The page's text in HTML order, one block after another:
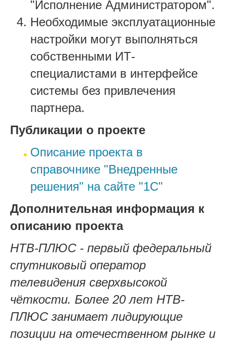
"Исполнение Администратором".
Необходимые эксплуатационные
настройки могут выполняться
собственными ИТ-
специалистами в интерфейсе
системы без привлечения
партнера.
Публикации о проекте
Описание проекта в
справочнике "Внедренные
решения" на сайте "1С"
Дополнительная информация к
описанию проекта
НТВ‑ПЛЮС - первый федеральный
спутниковый оператор
телевидения сверхвысокой
чёткости. Более 20 лет НТВ-
ПЛЮС занимает лидирующие
позиции на отечественном рынке и